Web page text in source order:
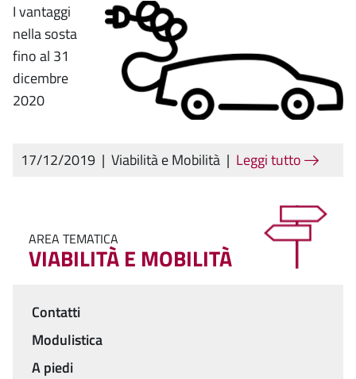
I vantaggi
nella sosta
fino al 31
dicembre
2020
17/12/2019 | Viabilità e Mobilità | Leggi tutto
AREA TEMATICA
VIABILITÀ E MOBILITÀ
Menu
Contatti
Modulistica
A piedi